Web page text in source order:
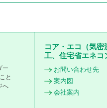
ー
と
へ
コア・エコ（気
工、住宅省エネコ
お問い合わせ先
案内図
会社案内